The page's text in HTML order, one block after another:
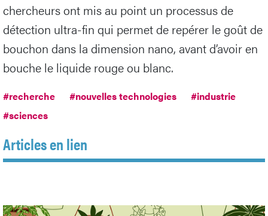
chercheurs ont mis au point un processus de
détection ultra-fin qui permet de repérer le goût de
bouchon dans la dimension nano, avant d’avoir en
bouche le liquide rouge ou blanc.
#recherche #nouvelles technologies
#industrie
#sciences
Articles en lien